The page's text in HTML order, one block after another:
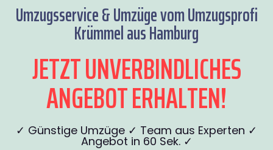
Umzugsservice & Umzüge vom Umzugsprofi
Krümmel aus Hamburg
JETZT UNVERBINDLICHES
ANGEBOT ERHALTEN!
✓ Günstige Umzüge ✓ Team aus Experten ✓
Angebot in 60 Sek. ✓